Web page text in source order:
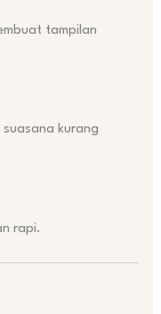
tampilan
kurang
rapi.